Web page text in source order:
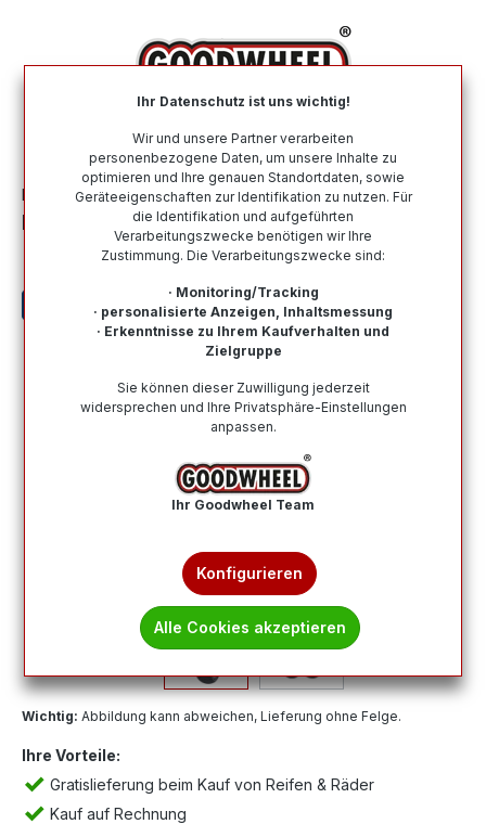
Motorradreifen Nach Marke MITAS
MITAS 80/100 - 17 M/C TL 46S MC-50
Wichtig: Abbildung kann abweichen, Lieferung ohne Felge.
Ihre Vorteile:
Gratislieferung beim Kauf von Reifen & Räder
Kauf auf Rechnung
Ihr Datenschutz ist uns wichtig!
Wir und unsere Partner verarbeiten
personenbezogene Daten, um unsere Inhalte zu
optimieren und Ihre genauen Standortdaten, sowie
Geräteeigenschaften zur Identifikation zu nutzen. Für
die Identifikation und aufgeführten
Verarbeitungszwecke benötigen wir Ihre
Zustimmung. Die Verarbeitungszwecke sind:
· Monitoring/Tracking
· personalisierte Anzeigen, Inhaltsmessung
· Erkenntnisse zu Ihrem Kaufverhalten und
Zielgruppe
Sie können dieser Zuwilligung jederzeit
widersprechen und Ihre Privatsphäre-Einstellungen
anpassen.
Ihr Goodwheel Team
Konfigurieren
Alle Cookies akzeptieren